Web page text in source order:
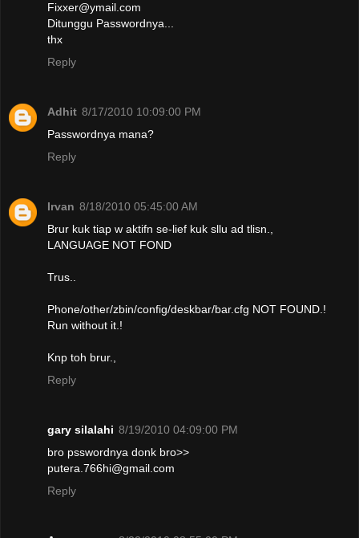
Fixxer@ymail.com
Ditunggu Passwordnya...
thx
Reply
Adhit 8/17/2010 10:09:00 PM
Passwordnya mana?
Reply
Irvan 8/18/2010 05:45:00 AM
Brur kuk tiap w aktifn se-lief kuk sllu ad tlisn.,
LANGUAGE NOT FOND
Trus..
Phone/other/zbin/config/deskbar/bar.cfg NOT FOUND.!
Run without it.!
Knp toh brur.,
Reply
gary silalahi 8/19/2010 04:09:00 PM
bro psswordnya donk bro>>
putera.766hi@gmail.com
Reply